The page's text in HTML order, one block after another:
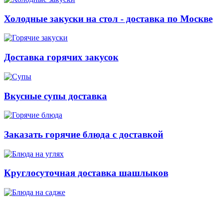
Холодные закуски на стол - доставка по Москве
Доставка горячих закусок
Вкусные супы доставка
Заказать горячие блюда с доставкой
Круглосуточная доставка шашлыков